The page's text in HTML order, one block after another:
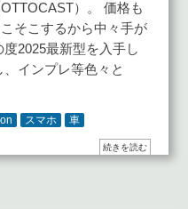
OTTOCAST）。 価格も
そこするから中々手が
2025最新型を入手し
インプレ等色々と
スマホ 車
続きを読む